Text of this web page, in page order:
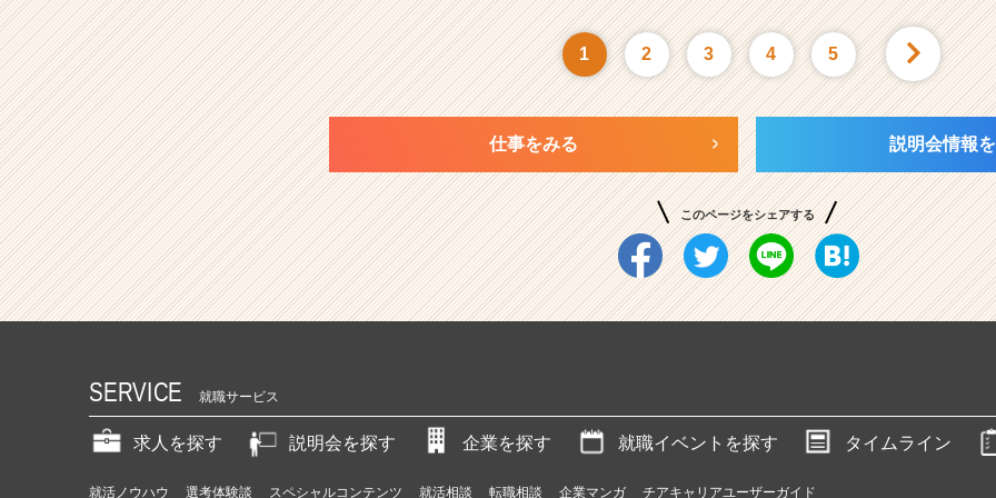
1 2 3 4 5
仕事をみる 説明会情報
このページをシェアする
SERVICE 就職サービス
求人を探す 説明会を探す 企業を探す 就職イベントを探す タイムライン
就活ノウハウ 選考体験談 スペシャルコンテンツ 就活相談 転職相談 企業マンガ チアキャリアユーザーガイド